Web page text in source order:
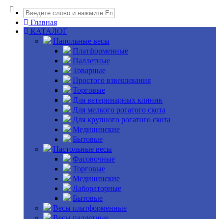
Главная
КАТАЛОГ
Напольные весы
Платформенные
Паллетные
Товарные
Простого взвешивания
Торговые
Для ветеринарных клиник
Для мелкого рогатого скота
Для крупного рогатого скота
Медицинские
Бытовые
Настольные весы
Фасовочные
Торговые
Медицинские
Лабораторные
Бытовые
Весы платформенные